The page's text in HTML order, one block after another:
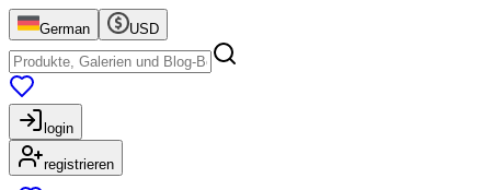
German USD
login
registrieren